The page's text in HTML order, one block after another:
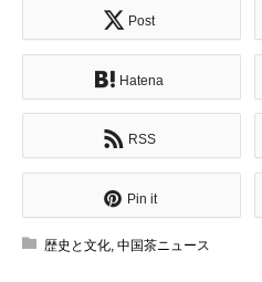
Post
Hatena
RSS
Pin it
歴史と文化 中国茶ニュース